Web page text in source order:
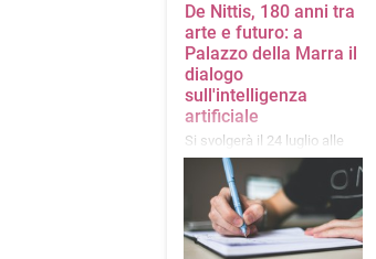
De Nittis, 180 anni tra
arte e futuro: a
Palazzo della Marra il
dialogo
sull'intelligenza
artificiale
Si svolgerà il 24 luglio alle
ore 18:00